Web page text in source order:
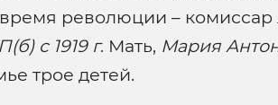
революции – комиссар
с 1919 г. Мать, Мария
трое детей.